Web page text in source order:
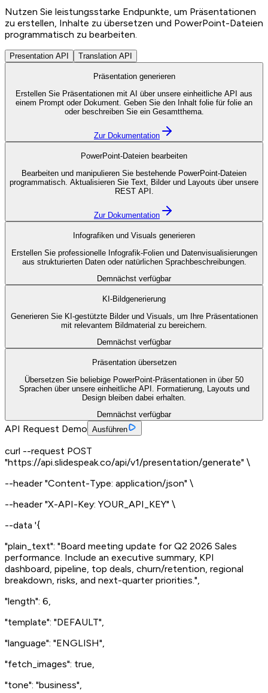
Nutzen Sie leistungsstarke Endpunkte, um Präsentationen
zu erstellen, Inhalte zu übersetzen und PowerPoint-Dateien
programmatisch zu bearbeiten.
Presentation API Translation API
Präsentation generieren
Erstellen Sie Präsentationen mit AI über unsere einheitliche API aus
einem Prompt oder Dokument. Geben Sie den Inhalt folie für folie an
oder beschreiben Sie ein Gesamtthema.
Zur Dokumentation
PowerPoint-Dateien bearbeiten
Bearbeiten und manipulieren Sie bestehende PowerPoint-Dateien
programmatisch. Aktualisieren Sie Text, Bilder und Layouts über unsere
REST API.
Zur Dokumentation
Infografiken und Visuals generieren
Erstellen Sie professionelle Infografik-Folien und Datenvisualisierungen
aus strukturierten Daten oder natürlichen Sprachbeschreibungen.
Demnächst verfügbar
KI-Bildgenerierung
Generieren Sie KI-gestützte Bilder und Visuals, um Ihre Präsentationen
mit relevantem Bildmaterial zu bereichern.
Demnächst verfügbar
Präsentation übersetzen
Übersetzen Sie beliebige PowerPoint-Präsentationen in über 50
Sprachen über unsere einheitliche API. Formatierung, Layouts und
Design bleiben dabei erhalten.
Demnächst verfügbar
API Request Demo Ausführen
curl --request POST
"https://api.slidespeak.co/api/v1/presentation/generate" \
--header "Content-Type: application/json" \
--header "X-API-Key: YOUR_API_KEY" \
--data '{
"plain_text": "Board meeting update for Q2 2026 Sales
performance. Include an executive summary, KPI
dashboard, pipeline, top deals, churn/retention, regional
breakdown, risks, and next-quarter priorities.",
"length": 6,
"template": "DEFAULT",
"language": "ENGLISH",
"fetch_images": true,
"tone": "business",